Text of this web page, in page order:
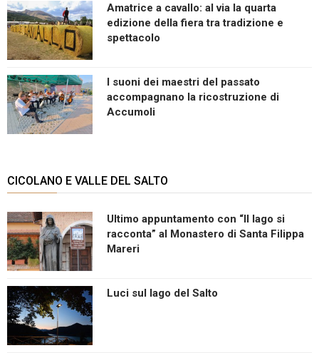
Amatrice a cavallo: al via la quarta
edizione della fiera tra tradizione e
spettacolo
I suoni dei maestri del passato
accompagnano la ricostruzione di
Accumoli
CICOLANO E VALLE DEL SALTO
Ultimo appuntamento con “Il lago si
racconta” al Monastero di Santa Filippa
Mareri
Luci sul lago del Salto